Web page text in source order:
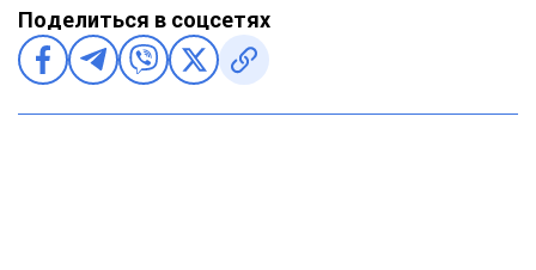
Поделиться в соцсетях